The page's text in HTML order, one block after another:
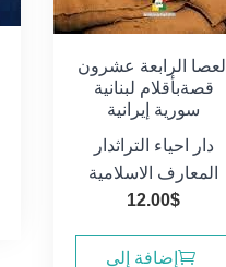
العصا الرابعة عشرون
قصةبأقلام لبنانية
سورية إيرانية
دار احياء التراثدار
المعارف الاسلامية
12.00$
إضافة إلى